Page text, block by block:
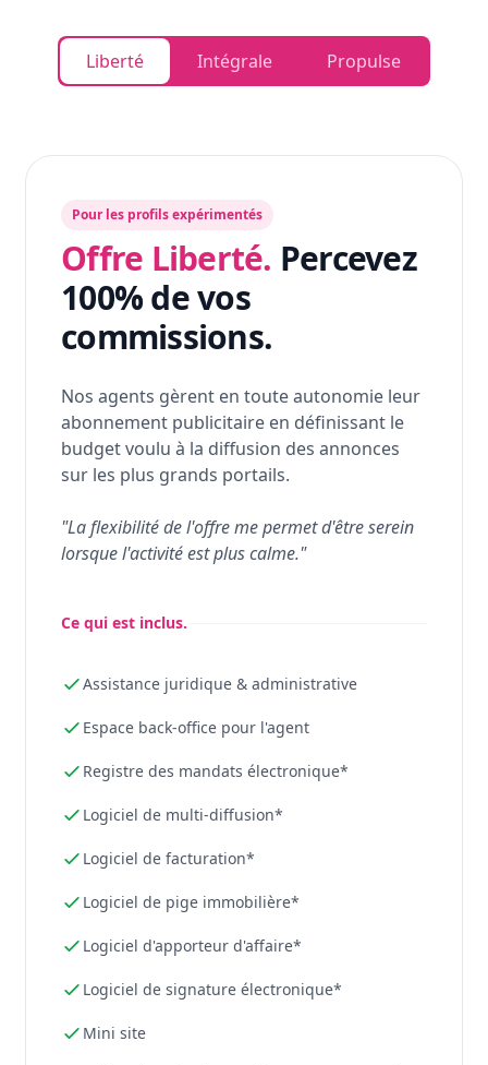
Liberté Intégrale Propulse
Pour les profils expérimentés
Offre Liberté. Percevez
100% de vos
commissions.
Nos agents gèrent en toute autonomie leur
abonnement publicitaire en définissant le
budget voulu à la diffusion des annonces
sur les plus grands portails.
"La flexibilité de l'offre me permet d'être serein
lorsque l'activité est plus calme."
Ce qui est inclus.
Assistance juridique & administrative
Espace back-office pour l'agent
Registre des mandats électronique*
Logiciel de multi-diffusion*
Logiciel de facturation*
Logiciel de pige immobilière*
Logiciel d'apporteur d'affaire*
Logiciel de signature électronique*
Mini site